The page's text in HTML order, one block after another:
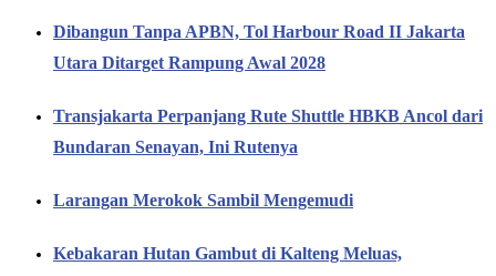
Dibangun Tanpa APBN, Tol Harbour Road II Jakarta
Utara Ditarget Rampung Awal 2028
Transjakarta Perpanjang Rute Shuttle HBKB Ancol dari
Bundaran Senayan, Ini Rutenya
Larangan Merokok Sambil Mengemudi
Kebakaran Hutan Gambut di Kalteng Meluas,